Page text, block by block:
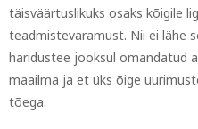
täisväärtuslikuks osaks kõigile
teadmistevaramust. Nii ei lähe
haridustee jooksul omandatud
maailma ja et üks õige
tõega.